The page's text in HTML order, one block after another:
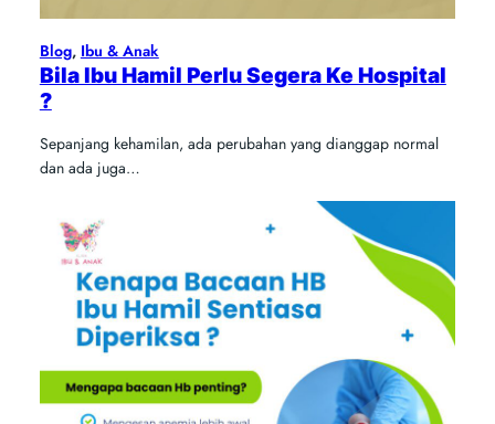
Blog, Ibu & Anak
Bila Ibu Hamil Perlu Segera Ke Hospital
?
Sepanjang kehamilan, ada perubahan yang dianggap normal
dan ada juga…